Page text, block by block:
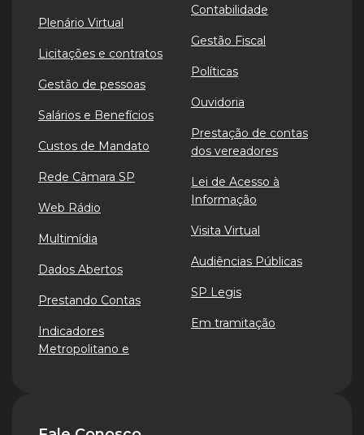
Plenário Virtual
Licitações e contratos
Gestão de pessoas
Salários e Benefícios
Custos de Mandato
Rede Câmara SP
Web Rádio
Multimídia
Dados Abertos
Prestando Contas
Indicadores
Metropolitano e
Contabilidade
Gestão Fiscal
Políticas
Ouvidoria
Prestação de contas
dos vereadores
Lei de Acesso à
Informação
Visita Virtual
Audiências Públicas
SP Legis
Em tramitação